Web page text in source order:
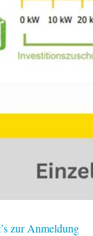
zur Anmeldung